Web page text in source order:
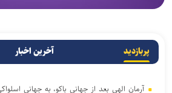
پربازدید آخرین اخبار
آرمان الهی بعد از جهانی باکو، به جهانی